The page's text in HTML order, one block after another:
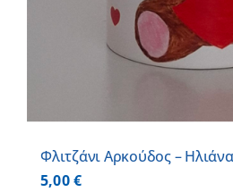
Φλιτζάνι Αρκούδος – Ηλιάνα
5,00€